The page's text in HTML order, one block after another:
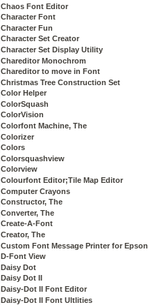
Chaos Font Editor
Character Font
Character Fun
Character Set Creator
Character Set Display Utility
Chareditor Monochrom
Chareditor to move in Font
Christmas Tree Construction Set
Color Helper
ColorSquash
ColorVision
Colorfont Machine, The
Colorizer
Colors
Colorsquashview
Colorview
Colourfont Editor;Tile Map Editor
Computer Crayons
Constructor, The
Converter, The
Create-A-Font
Creator, The
Custom Font Message Printer for Epson
D-Font View
Daisy Dot
Daisy Dot II
Daisy-Dot II Font Editor
Daisy-Dot II Font Ultlities